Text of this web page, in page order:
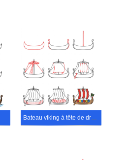
Bateau viking à tête de dragon